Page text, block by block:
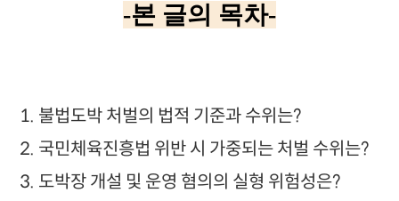
-본 글의 목차-
1. 불법도박 처벌의 법적 기준과 수위는?
2. 국민체육진흥법 위반 시 가중되는 처벌 수위는?
3. 도박장 개설 및 운영 혐의의 실형 위험성은?